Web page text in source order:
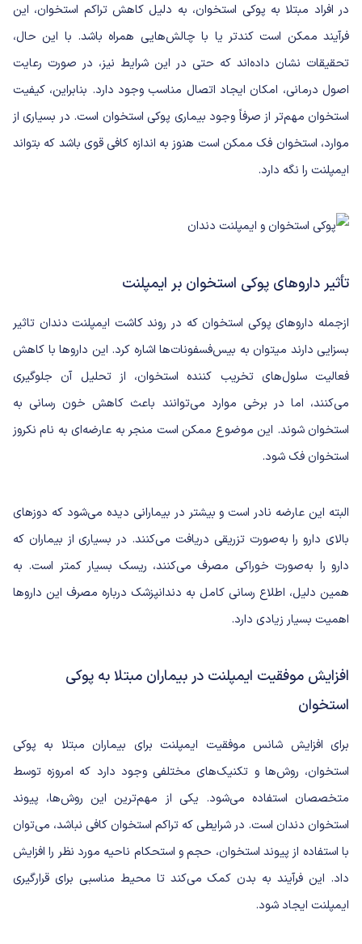
در افراد مبتلا به پوکی استخوان، به دلیل کاهش تراکم استخوان، این
فرآیند ممکن است کندتر یا با چالش‌هایی همراه باشد. با این حال،
تحقیقات نشان داده‌اند که حتی در این شرایط نیز، در صورت رعایت
اصول درمانی، امکان ایجاد اتصال مناسب وجود دارد. بنابراین، کیفیت
استخوان مهم‌تر از صرفاً وجود بیماری پوکی استخوان است. در بسیاری از
موارد، استخوان فک ممکن است هنوز به اندازه کافی قوی باشد که بتواند
ایمپلنت را نگه دارد.
تأثیر داروهای پوکی استخوان بر ایمپلنت
ازجمله داروهای پوکی استخوان که در روند کاشت ایمپلنت دندان تاثیر
بسزایی دارند میتوان به بیس‌فسفونات‌ها اشاره کرد. این داروها با کاهش
فعالیت سلول‌های تخریب کننده استخوان، از تحلیل آن جلوگیری
می‌کنند، اما در برخی موارد می‌توانند باعث کاهش خون رسانی به
استخوان شوند. این موضوع ممکن است منجر به عارضه‌ای به نام نکروز
استخوان فک شود.
البته این عارضه نادر است و بیشتر در بیمارانی دیده می‌شود که دوزهای
بالای دارو را به‌صورت تزریقی دریافت می‌کنند. در بسیاری از بیماران که
دارو را به‌صورت خوراکی مصرف می‌کنند، ریسک بسیار کمتر است. به
همین دلیل، اطلاع رسانی کامل به دندانپزشک درباره مصرف این داروها
اهمیت بسیار زیادی دارد.
افزایش موفقیت ایمپلنت در بیماران مبتلا به پوکی
استخوان
برای افزایش شانس موفقیت ایمپلنت برای بیماران مبتلا به پوکی
استخوان، روش‌ها و تکنیک‌های مختلفی وجود دارد که امروزه توسط
متخصصان استفاده می‌شود. یکی از مهم‌ترین این روش‌ها، پیوند
استخوان دندان است. در شرایطی که تراکم استخوان کافی نباشد، می‌توان
با استفاده از پیوند استخوان، حجم و استحکام ناحیه مورد نظر را افزایش
داد. این فرآیند به بدن کمک می‌کند تا محیط مناسبی برای قرارگیری
ایمپلنت ایجاد شود.